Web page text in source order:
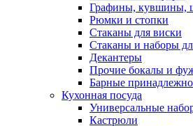
Графины, кувшины,
Рюмки и стопки
Стаканы для виски
Стаканы и наборы
Декантеры
Прочие бокалы и
Барные
Кухонная посуда
Универсальные
Кастрюли